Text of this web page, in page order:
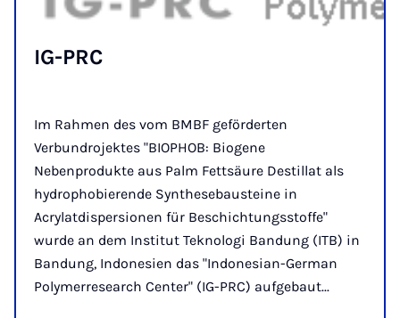
IG-PRC
Im Rahmen des vom BMBF geförderten
Verbundrojektes "BIOPHOB: Biogene
Nebenprodukte aus Palm Fettsäure Destillat als
hydrophobierende Synthesebausteine in
Acrylatdispersionen für Beschichtungsstoffe"
wurde an dem Institut Teknologi Bandung (ITB) in
Bandung, Indonesien das "Indonesian-German
Polymerresearch Center" (IG-PRC) aufgebaut...